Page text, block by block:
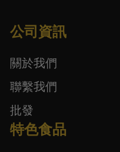
公司資訊
關於我們
聯繫我們
批發
特色食品